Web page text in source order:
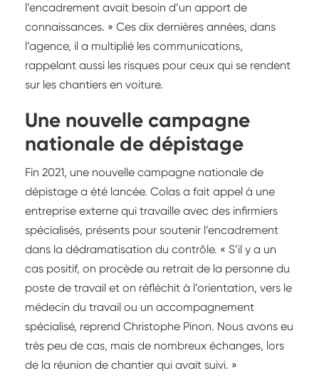
l’encadrement avait besoin d’un apport de
connaissances. » Ces dix dernières années, dans
l’agence, il a multiplié les communications,
rappelant aussi les risques pour ceux qui se rendent
sur les chantiers en voiture.
Une nouvelle campagne
nationale de dépistage
Fin 2021, une nouvelle campagne nationale de
dépistage a été lancée. Colas a fait appel à une
entreprise externe qui travaille avec des infirmiers
spécialisés, présents pour soutenir l’encadrement
dans la dédramatisation du contrôle. « S’il y a un
cas positif, on procède au retrait de la personne du
poste de travail et on réfléchit à l’orientation, vers le
médecin du travail ou un accompagnement
spécialisé, reprend Christophe Pinon. Nous avons eu
très peu de cas, mais de nombreux échanges, lors
de la réunion de chantier qui avait suivi. »